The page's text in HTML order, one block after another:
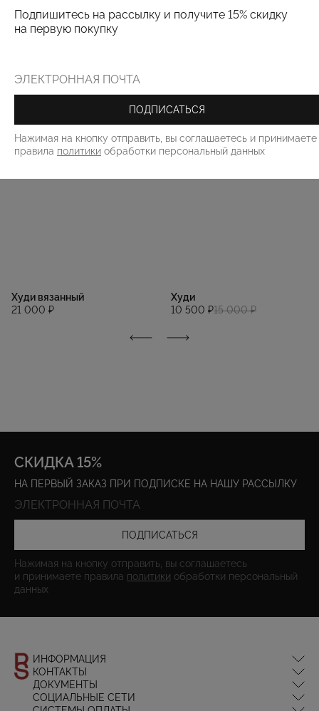
РЕКОМЕНДУЕМ
Худи вязанный
21 000 ₽
Худи
10 500 ₽15 000 ₽
СКИДКА 15%
НА ПЕРВЫЙ ЗАКАЗ ПРИ ПОДПИСКЕ НА НАШУ РАССЫЛКУ
ПОДПИСАТЬСЯ
Нажимая на кнопку отправить, вы соглашаетесь
и принимаете правила политики обработки персональный
данных
ИНФОРМАЦИЯ
Оплата и доставка
Обмен и возврат
КОНТАКТЫ
info@redseptemberdesign.com
ДОКУМЕНТЫ
СОЦИАЛЬНЫЕ СЕТИ
Подпишитесь на рассылку и получите 15% скидку
на первую покупку
ПОДПИСАТЬСЯ
Нажимая на кнопку отправить, вы соглашаетесь и принимаете
правила политики обработки персональный данных